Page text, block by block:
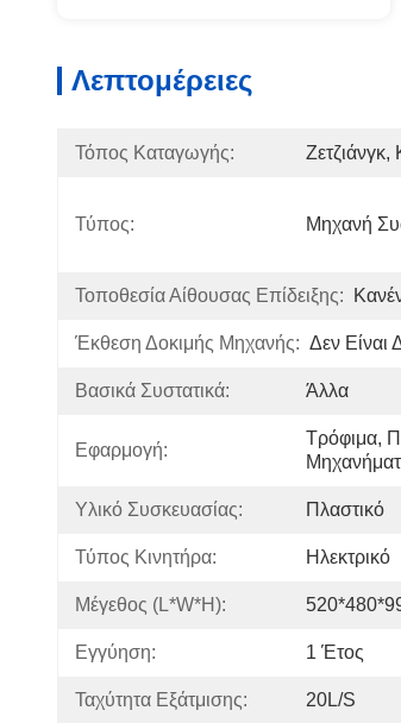
Λεπτομέρειες
Τόπος Καταγωγής: Ζετζιάνγκ,
Τύπος: Μηχανή
Τοποθεσία Αίθουσας Επίδειξης:
Έκθεση Δοκιμής Μηχανής: Δεν Είναι
Βασικά Συστατικά: Άλλα
Εφαρμογή:
Τρόφιμα,
Υλικό Συσκευασίας: Πλαστικό
Τύπος Κινητήρα: Ηλεκτρικό
Μέγεθος (L*W*H):
Εγγύηση: 1 Έτος
Ταχύτητα Εξάτμισης: 20L/s